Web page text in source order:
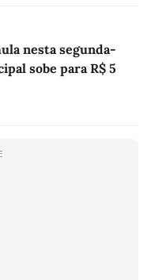
nesta segunda-
sobe para R$ 5